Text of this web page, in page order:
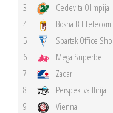
3
Cedevita Olimpija
4
Bosna BH Telecom
5
Spartak Office
6
Mega Superbet
7
Zadar
8
Perspektiva Ilirija
9
Vienna